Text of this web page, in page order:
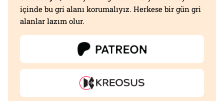
içinde bu gri alanı korumalıyız. Herkese bir gün gri
alanlar lazım olur.